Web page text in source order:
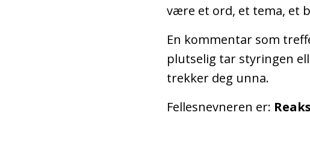
være et ord, et tema, et
En kommentar som
plutselig tar styringen
trekker deg unna.
Fellesnevneren er: